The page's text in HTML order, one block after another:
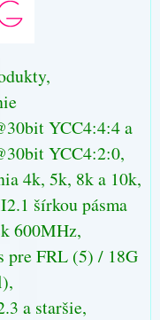
YCC4:4:4 a
YCC4:2:0,
4k, 5k, 8k a 10k,
šírkou pásma
600MHz,
pre FRL (5) / 18G
a staršie,